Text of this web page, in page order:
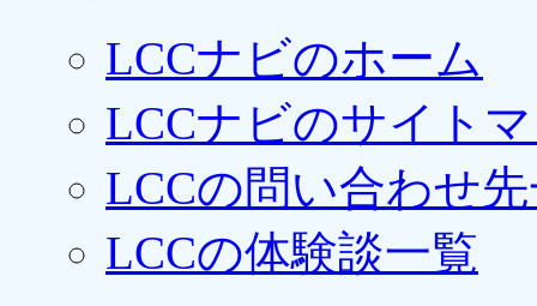
LCCナビのホーム
LCCナビのサイト
LCCの問い合わせ
LCCの体験談一覧